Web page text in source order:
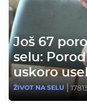
Još 67
selu:
uskoro
ŽIVOT NA SELU